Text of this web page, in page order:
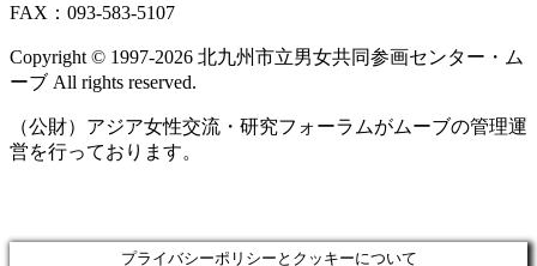
FAX：093‐583‐5107
Copyright © 1997‐2026 北九州市立男女共同参画センター・ム
ーブ All rights reserved.
（公財）アジア女性交流・研究フォーラムがムーブの管理運
営を行っております。
プライバシーポリシーとクッキーについて